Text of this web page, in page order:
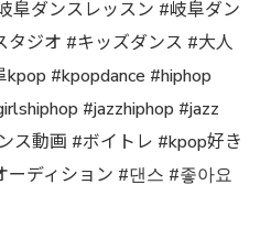
阜ダンスレッスン #岐阜ダン
タジオ #キッズダンス #大人
#kpopdance #hiphop
#jazzhiphop #jazz
ス動画 #ボイトレ #kpop好き
ディション #댄스 #좋아요